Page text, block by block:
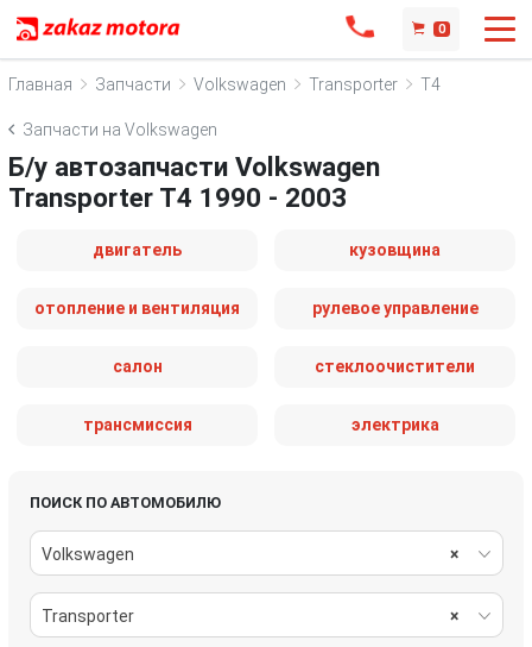
0
Главная Запчасти Volkswagen Transporter T4
Запчасти на Volkswagen
Б/у автозапчасти Volkswagen
Transporter T4 1990 - 2003
двигатель кузовщина
отопление и вентиляция рулевое управление
салон стеклоочистители
трансмиссия электрика
ПОИСК ПО АВТОМОБИЛЮ
×
Volkswagen
×
Transporter